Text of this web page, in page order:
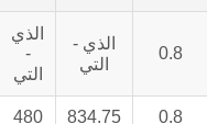
الذي -
التي
-
التي
الذي
-
التي
834.75
480
600